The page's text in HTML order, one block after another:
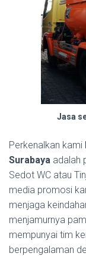
Jasa
Perkenalkan kami
Surabaya adalah
Sedot WC atau
media promosi
menjaga
menjamurnya
mempunyai tim
berpengalaman